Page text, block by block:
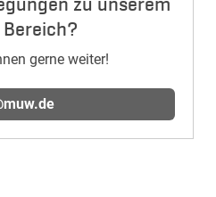
gerne weiter!